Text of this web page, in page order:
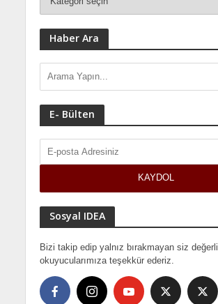
Haber Ara
E- Bülten
Sosyal IDEA
Bizi takip edip yalnız bırakmayan siz değerli
okuyucularımıza teşekkür ederiz.